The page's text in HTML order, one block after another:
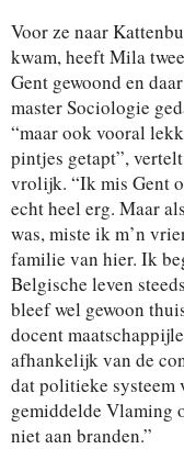
Voor ze naar
kwam, heeft Mila
Gent gewoond en
master Sociologie
“maar ook vooral
pintjes getapt”,
vrolijk. “Ik mis Gent
echt heel erg. Maar
was,miste ik m’n
familie van hier. Ik
Belgische leven
bleef wel gewoon
docent
afhankelijk van de
dat politieke systeem
gemiddelde Vlaming
niet aan branden.”